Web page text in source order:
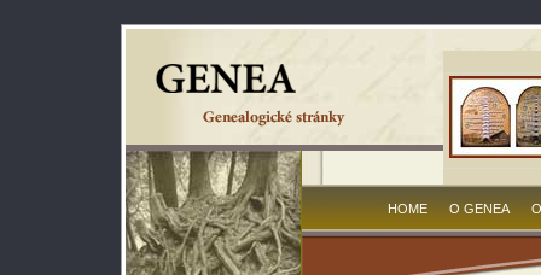
HOME O GENEA